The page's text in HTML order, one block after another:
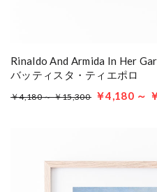
Rinaldo And Armida In Her
バッティスタ・ティエポロ
￥4,180 ～ ￥15,300 ￥4,180 ～